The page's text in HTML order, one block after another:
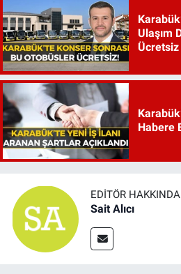
Ulaşım
Habere
EDITÖR HAKKINDA
Sait Alıcı